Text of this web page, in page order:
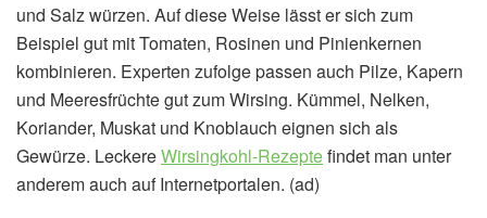
und Salz würzen. Auf diese Weise lässt er sich zum
Beispiel gut mit Tomaten, Rosinen und Pinienkernen
kombinieren. Experten zufolge passen auch Pilze, Kapern
und Meeresfrüchte gut zum Wirsing. Kümmel, Nelken,
Koriander, Muskat und Knoblauch eignen sich als
Gewürze. LeckereWirsingkohl-Rezeptefindet man unter
anderem auch auf Internetportalen. (ad)